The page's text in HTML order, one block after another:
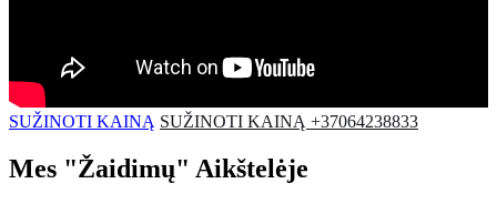
SUŽINOTI KAINĄ SUŽINOTI KAINĄ +37064238833
Mes "Žaidimų" Aikštelėje